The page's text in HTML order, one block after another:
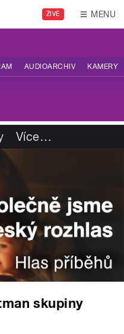
ŽIVĚ MENU
AUDIOARCHIV KAMERY
Více…
skupiny